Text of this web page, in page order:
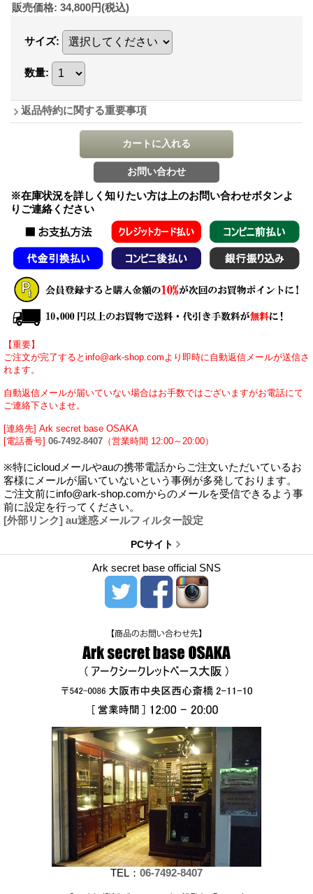
販売価格: 34,800円(税込)
サイズ:
数量:
返品特約に関する重要事項
※在庫状況を詳しく知りたい方は上のお問い合わせボタンよ
りご連絡ください
【重要】
ご注文が完了するとinfo@ark-shop.comより即時に自動返信メールが送信さ
れます。
自動返信メールが届いていない場合はお手数ではございますがお電話にて
ご連絡下さいませ。
[連絡先] Ark secret base OSAKA
[電話番号] 06-7492-8407 （営業時間 12:00～20:00）
※特にicloudメールやauの携帯電話からご注文いただいているお
客様にメールが届いていないという事例が多発しております。
ご注文前にinfo@ark-shop.comからのメールを受信できるよう事
前に設定を行ってください。
[外部リンク] au迷惑メールフィルター設定
PCサイト
Ark secret base official SNS
TEL： 06-7492-8407